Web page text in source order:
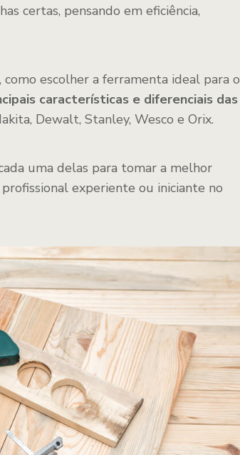
certas, pensando em eficiência,
escolher a ferramenta ideal para o
características e diferenciais das
Dewalt, Stanley, Wesco e Orix.
uma delas para tomar a melhor
experiente ou iniciante no